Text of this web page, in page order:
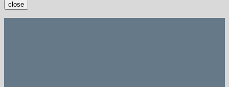
close